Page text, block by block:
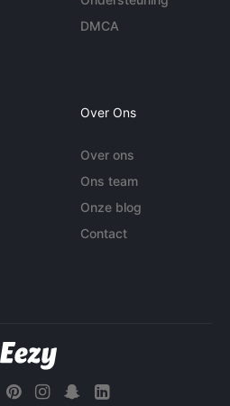
DMCA
Over Ons
Over ons
Ons team
Onze blog
Contact